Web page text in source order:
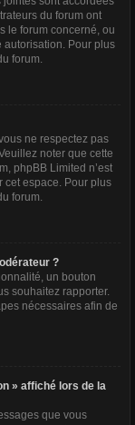
du forum ont
le forum concerné, ou
autorisation. Pour plus
forum.
ne respectez pas
noter que cette
phpBB Limited n’est
cet espace. Pour plus
forum.
?
un bouton
souhaitez rapporter.
nécessaires afin de
» affiché lors de la
que vous